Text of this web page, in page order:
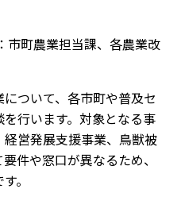
市町農業担当課、各農業改
ついて、各市町や普及セ
行います。対象となる事
営発展支援事業、鳥獣被
件や窓口が異なるため、
。